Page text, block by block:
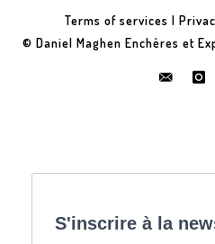
Terms of services |
© Daniel Maghen Enchères et